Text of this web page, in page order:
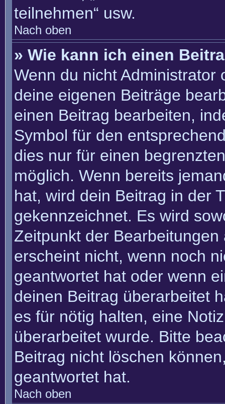
teilnehmen“ usw.
Nach oben
» Wie kann ich einen
Wenn du nicht
deine eigenen Beiträge
einen Beitrag bearbeiten,
Symbol für den
dies nur für einen
möglich. Wenn bereits
hat, wird dein Beitrag in der
gekennzeichnet. Es wird
Zeitpunkt der
erscheint nicht, wenn noch
geantwortet hat oder wenn
deinen Beitrag überarbeitet
es für nötig halten, eine
überarbeitet wurde. Bitte
Beitrag nicht löschen
geantwortet hat.
Nach oben